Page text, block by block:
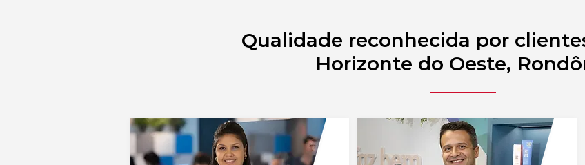
Qualidade reconhecida por
Horizonte do Oeste,